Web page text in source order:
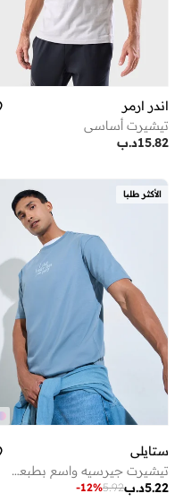
اندر ارمر
تيشيرت أساسي
د.ب15.82
الأكثر طلبا
ستايلي
تيشيرت جيرسيه واسع بطبعة شعار للرجال
د.ب5.22
5.92
-12%